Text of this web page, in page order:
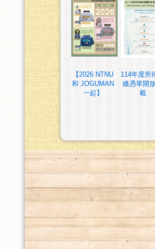
【2026 NTNU
和 JOGUMAN
一起】
114年度所
繳憑單開
載